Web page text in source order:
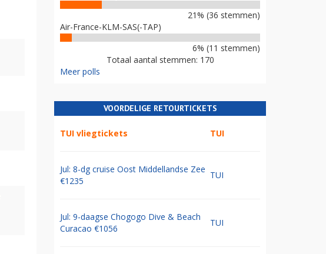
21% (36 stemmen)
Air-France-KLM-SAS(-TAP)
6% (11 stemmen)
Totaal aantal stemmen: 170
Meer polls
VOORDELIGE RETOURTICKETS
TUI vliegtickets TUI
Jul: 8-dg cruise Oost Middellandse Zee
€1235
TUI
Jul: 9-daagse Chogogo Dive & Beach
Curacao €1056
TUI